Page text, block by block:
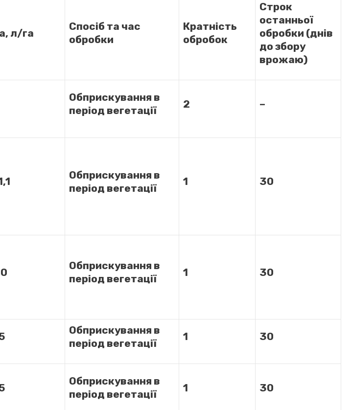
л/га
Спосіб та час
обробки
Кратність
обробок
Строк
останньої
обробки (днів
до збору
врожаю)
Обприскування в
період вегетації
2 –
Обприскування в
період вегетації
1 30
Обприскування в
період вегетації
1 30
Обприскування в
період вегетації
1 30
Обприскування в
період вегетації
1 30